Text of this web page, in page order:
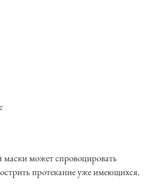
маски может спровоцировать
протекание уже имеющихся.